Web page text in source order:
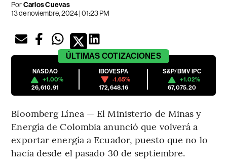
PorCarlos Cuevas
13 de noviembre, 2024 | 01:23 PM
ÚLTIMAS COTIZACIONES
NASDAQ
+1.00%
26,610.91
IBOVESPA
-1.65%
172,648.16
S&P/BMV IPC
+1.02%
67,075.20
Bloomberg Línea — El Ministerio de Minas y
Energía de Colombia anunció que volverá a
exportar energía a Ecuador, puesto que no lo
hacía desde el pasado 30 de septiembre.